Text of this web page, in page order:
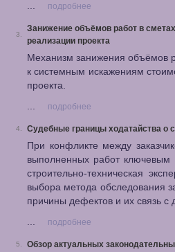
...
подробнее
3.
Занижение объёмов работ в
реализации проекта
Механизм занижения объёмов
к системным искажениям
проекта.
...
подробнее
4. Судебные границы ходатайства о
При конфликте между
выполненных работ ключевым
строительно-техническая
выбора метода обследования
причины дефектов и их связь с
...
подробнее
5. Обзор актуальных